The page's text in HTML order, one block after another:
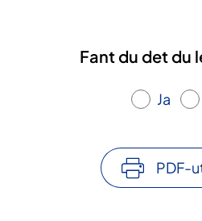
Fant du det du
Ja
PDF-